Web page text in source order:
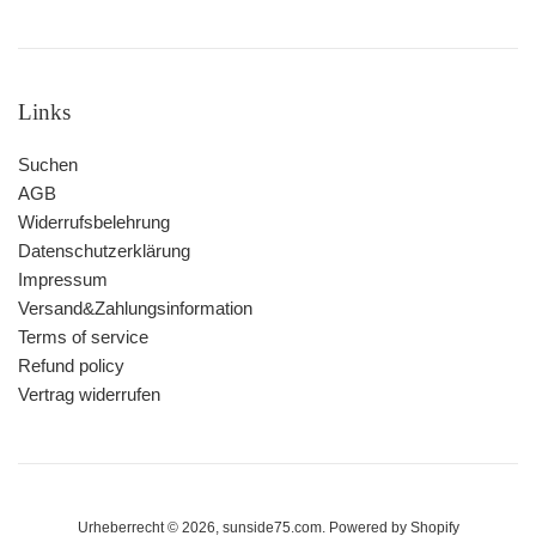
Links
Suchen
AGB
Widerrufsbelehrung
Datenschutzerklärung
Impressum
Versand&Zahlungsinformation
Terms of service
Refund policy
Vertrag widerrufen
Urheberrecht © 2026, sunside75.com. Powered by Shopify